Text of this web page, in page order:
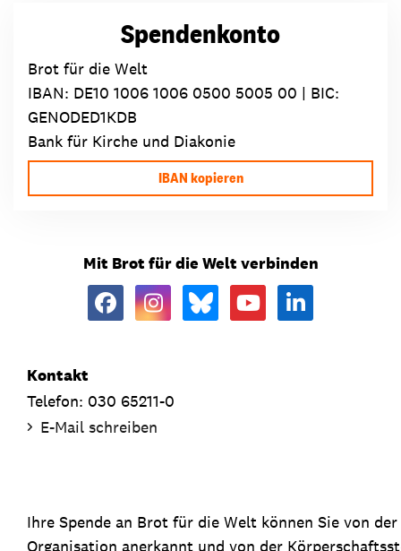
Spendenkonto
Brot für die Welt
IBAN: DE10 1006 1006 0500 5005 00 | BIC:
GENODED1KDB
Bank für Kirche und Diakonie
IBAN kopieren
Mit Brot für die Welt verbinden
Kontakt
Telefon: 030 65211-0
E-Mail schreiben
Ihre Spende an Brot für die Welt können Sie von
Organisation anerkannt und von der